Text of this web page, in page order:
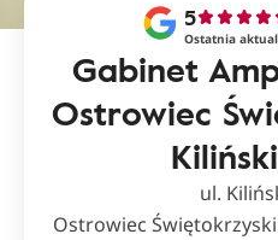
Gabinet
Ostrowiec
5
Ostatnia
ul.
Ostrowiec